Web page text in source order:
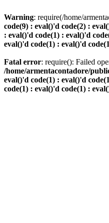
Warning: require(/home/
code(9) : eval()'d code(2) :
: eval()'d code(1) : eval()'d
eval()'d code(1) : eval()'d
Fatal error: require(): Failed
/home/armentacontadore/
eval()'d code(1) : eval()'d
code(1) : eval()'d code(1) :